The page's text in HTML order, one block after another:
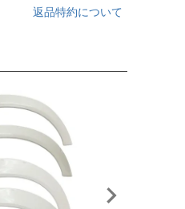
返品特約について